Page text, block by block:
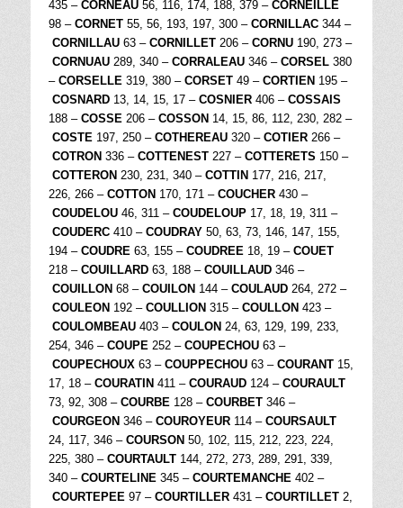
435 – CORNEAU 56, 116, 174, 188, 379 – CORNEILLE
98 – CORNET 55, 56, 193, 197, 300 – CORNILLAC 344 –
CORNILLAU 63 – CORNILLET 206 – CORNU 190, 273 –
CORNUAU 289, 340 – CORRALEAU 346 – CORSEL 380
– CORSELLE 319, 380 – CORSET 49 – CORTIEN 195 –
COSNARD 13, 14, 15, 17 – COSNIER 406 – COSSAIS
188 – COSSE 206 – COSSON 14, 15, 86, 112, 230, 282 –
COSTE 197, 250 – COTHEREAU 320 – COTIER 266 –
COTRON 336 – COTTENEST 227 – COTTERETS 150 –
COTTERON 230, 231, 340 – COTTIN 177, 216, 217,
226, 266 – COTTON 170, 171 – COUCHER 430 –
COUDELOU 46, 311 – COUDELOUP 17, 18, 19, 311 –
COUDERC 410 – COUDRAY 50, 63, 73, 146, 147, 155,
194 – COUDRE 63, 155 – COUDREE 18, 19 – COUET
218 – COUILLARD 63, 188 – COUILLAUD 346 –
COUILLON 68 – COUILON 144 – COULAUD 264, 272 –
COULEON 192 – COULLION 315 – COULLON 423 –
COULOMBEAU 403 – COULON 24, 63, 129, 199, 233,
254, 346 – COUPE 252 – COUPECHOU 63 –
COUPECHOUX 63 – COUPPECHOU 63 – COURANT 15,
17, 18 – COURATIN 411 – COURAUD 124 – COURAULT
73, 92, 308 – COURBE 128 – COURBET 346 –
COURGEON 346 – COUROYEUR 114 – COURSAULT
24, 117, 346 – COURSON 50, 102, 115, 212, 223, 224,
225, 380 – COURTAULT 144, 272, 273, 289, 291, 339,
340 – COURTELINE 345 – COURTEMANCHE 402 –
COURTEPEE 97 – COURTILLER 431 – COURTILLET 2,